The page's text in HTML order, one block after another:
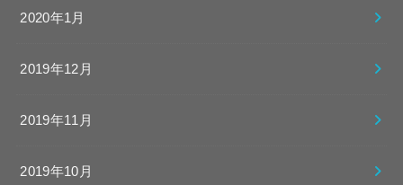
2020年1月
2019年12月
2019年11月
2019年10月